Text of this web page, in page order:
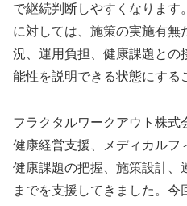
で継続判断しやすくなりま
に対しては、施策の実施有無
況、運用負担、健康課題との
能性を説明できる状態にする
フラクタルワークアウト株式
健康経営支援、メディカルフ
健康課題の把握、施策設計、
までを支援してきました。